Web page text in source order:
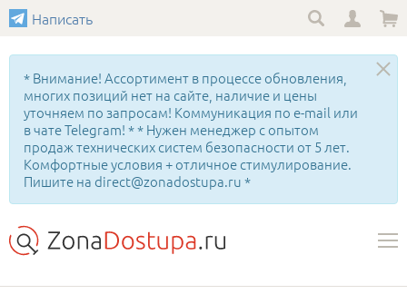
Написать
* Внимание! Ассортимент в процессе обновления,
многих позиций нет на сайте, наличие и цены
уточняем по запросам! Коммуникация по e-mail или
в чате Telegram! * * Нужен менеджер с опытом
продаж технических систем безопасности от 5 лет.
Комфортные условия + отличное стимулирование.
Пишите на direct@zonadostupa.ru *